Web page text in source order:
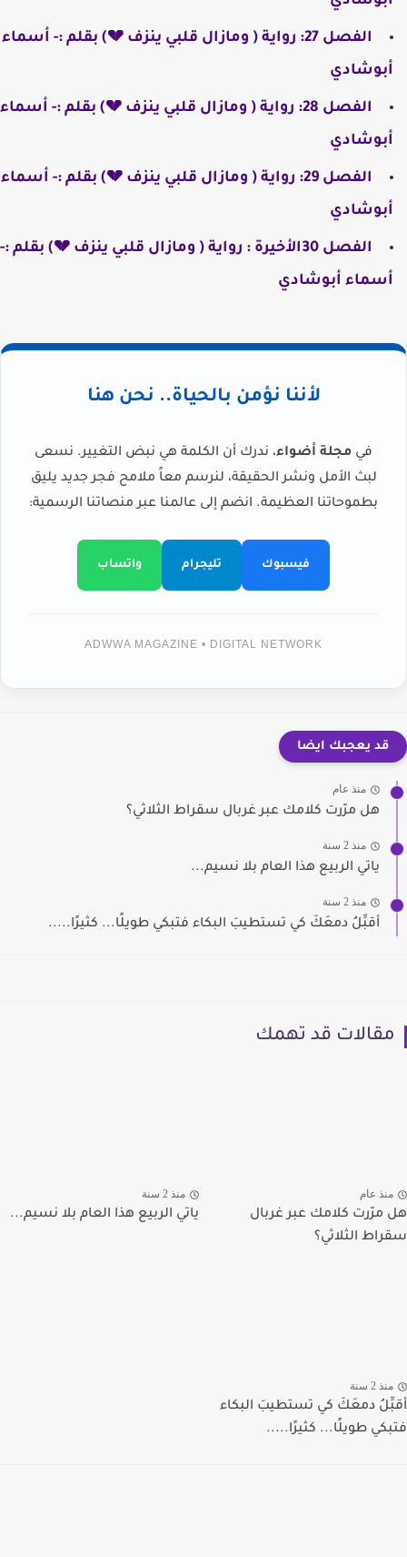
الفصل 27: رواية ( ومازال قلبي ينزف 💔) بقلم :- أسماء
أبوشادي
الفصل 28: رواية ( ومازال قلبي ينزف 💔) بقلم :- أسماء
أبوشادي
الفصل 29: رواية ( ومازال قلبي ينزف 💔) بقلم :- أسماء
أبوشادي
الفصل 30الأخيرة : رواية ( ومازال قلبي ينزف 💔) بقلم :-
أسماء أبوشادي
لأننا نؤمن بالحياة.. نحن هنا
في مجلة أضواء، ندرك أن الكلمة هي نبض التغيير. نسعى
لبث الأمل ونشر الحقيقة، لنرسم معاً ملامح فجر جديد يليق
بطموحاتنا العظيمة. انضم إلى عالمنا عبر منصاتنا الرسمية:
فيسبوك تليجرام واتساب
ADWWA MAGAZINE • DIGITAL NETWORK
قد يعجبك ايضا
منذ عام
هل مرّرت كلامك عبر غربال سقراط الثلاثي؟
منذ 2 سنة
ياتي الربيع هذا العام بلا نسيم...
منذ 2 سنة
أقبِّلُ دمعَكَ كي تستطيبَ البكاء فتبكي طويلًا... كثيرًا.....
مقالات قد تهمك
منذ عام
هل مرّرت كلامك عبر غربال
سقراط الثلاثي؟
منذ 2 سنة
ياتي الربيع هذا العام بلا نسيم...
منذ 2 سنة
أقبِّلُ دمعَكَ كي تستطيبَ البكاء
فتبكي طويلًا... كثيرًا.....